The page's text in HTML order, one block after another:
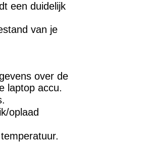
een duidelijk
van je
over de
laptop accu.
oplaad